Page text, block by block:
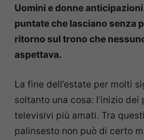
Uomini e donne
puntate che lasciano senza
ritorno sul trono che
aspettava.
La fine dell’estate per molti
soltanto una cosa: l’inizio dei
televisivi più amati. Tra
palinsesto non può di certo